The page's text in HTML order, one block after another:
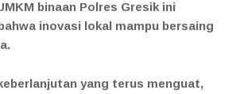
binaan Polres Gresik ini
inovasi lokal mampu bersaing
yang terus menguat,